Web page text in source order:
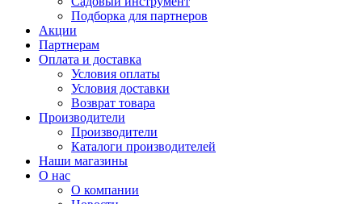
Подборка для партнеров
Акции
Партнерам
Оплата и доставка
Условия оплаты
Условия доставки
Возврат товара
Производители
Производители
Каталоги производителей
Наши магазины
О нас
О компании